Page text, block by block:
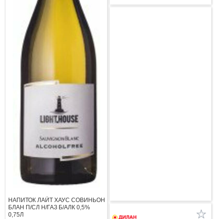
НАПИТОК ЛАЙТ ХАУС СОВИНЬОН
БЛАН П/СЛ Н/ГАЗ Б/АЛК 0,5%
0,75Л